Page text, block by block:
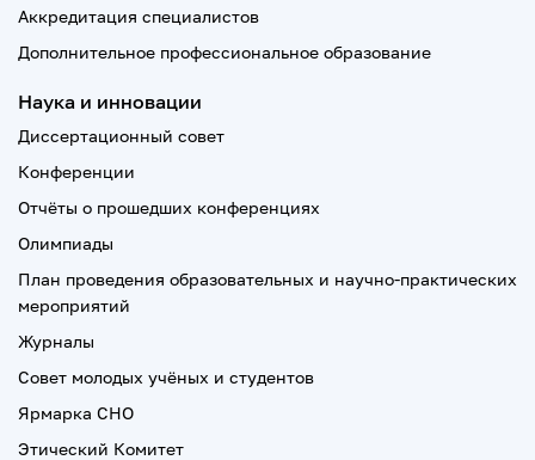
Аккредитация специалистов
Дополнительное профессиональное образование
Наука и инновации
Диссертационный совет
Конференции
Отчёты о прошедших конференциях
Олимпиады
План проведения образовательных и научно-практических
мероприятий
Журналы
Совет молодых учёных и студентов
Ярмарка СНО
Этический Комитет